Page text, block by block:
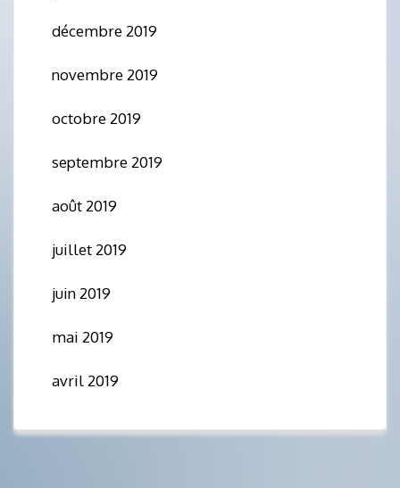
décembre 2019
novembre 2019
octobre 2019
septembre 2019
août 2019
juillet 2019
juin 2019
mai 2019
avril 2019